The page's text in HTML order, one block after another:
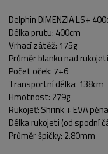
POPIS
Delphin DIMENZIA LS+
Délka prutu: 400cm
Vrhací zátěž: 175g
Průměr blanku nad
Počet oček: 7+6
Transportní délka: 138cm
Hmotnost: 279g
Rukojeť: Shrink + EVA pěna
Délka rukojeti (od spodní
Průměr špičky: 2.80mm